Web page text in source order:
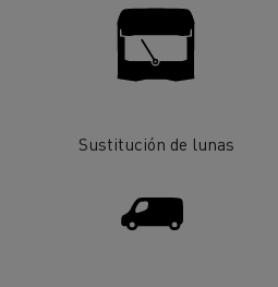
Sustitución de lunas